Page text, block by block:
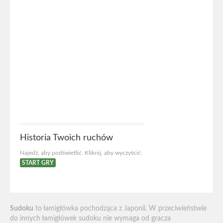
Historia Twoich ruchów
Najedź, aby podświetlić. Kliknij, aby wyczyścić.
START GRY
Sudoku to łamigłówka pochodząca z Japonii. W przeciwieństwie
do innych łamigłówek sudoku nie wymaga od gracza